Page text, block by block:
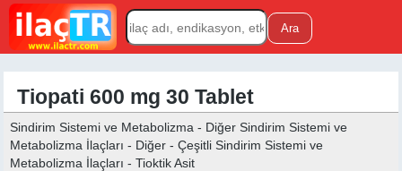
Tiopati 600 mg 30 Tablet
Sindirim Sistemi ve Metabolizma - Diğer Sindirim Sistemi ve
Metabolizma İlaçları - Diğer - Çeşitli Sindirim Sistemi ve
Metabolizma İlaçları - Tioktik Asit